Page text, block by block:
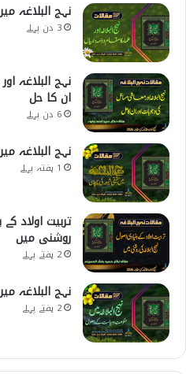
نہج البلاغہ
3 دن پہلے
نہج البلاغہ
ان کا حل
6 دن پہلے
نہج البلاغہ
1 ہفتہ پہلے
تربیت اولاد
روشنی میں
2 ہفتے پہلے
نہج البلاغہ
2 ہفتے پہلے